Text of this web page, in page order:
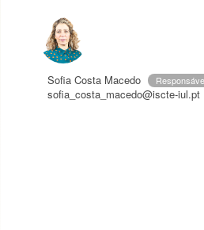
Sofia Costa Macedo
sofia_costa_macedo@iscte-iul.pt